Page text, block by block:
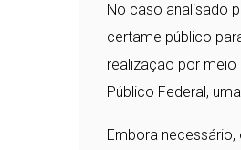
No caso analisado
certame público
realização por
Público Federal,
Embora